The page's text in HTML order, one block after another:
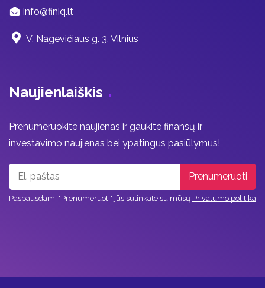
info@finiq.lt
V. Nagevičiaus g. 3, Vilnius
Naujienlaiškis
Prenumeruokite naujienas ir gaukite finansų ir
investavimo naujienas bei ypatingus pasiūlymus!
Paspausdami "Prenumeruoti" jūs sutinkate su mūsų Privatumo politika